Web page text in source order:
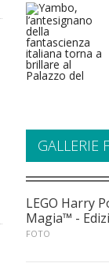
GALLERIE
LEGO Harry
Magia™ -
FOTO